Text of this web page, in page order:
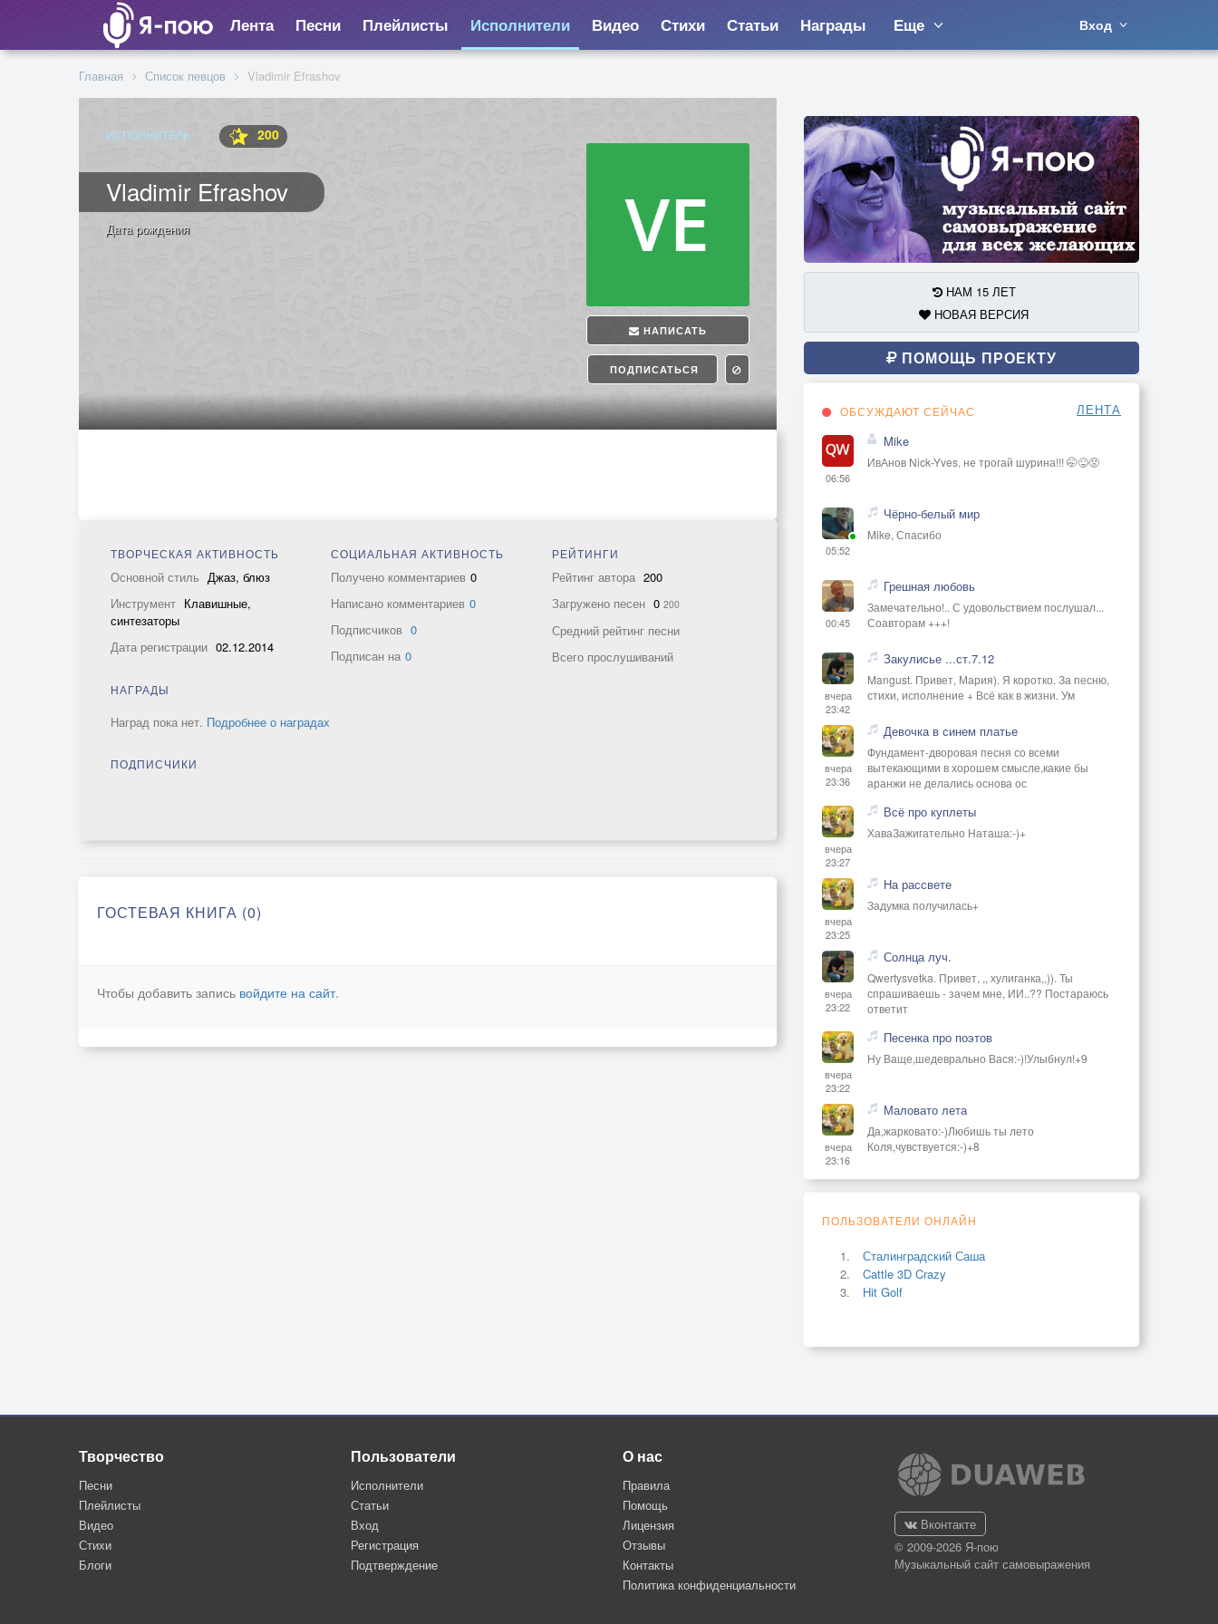
Лента Песни Плейлисты Исполнители Видео Стихи Статьи Награды Еще Вход
Главная Список певцов Vladimir Efrashov
ИСПОЛНИТЕЛЬ 200
Vladimir Efrashov
НАПИСАТЬ
ПОДПИСАТЬСЯ
Дата рождения
ТВОРЧЕСКАЯ АКТИВНОСТЬ
Основной стиль Джаз, блюз
Инструмент Клавишные,
синтезаторы
Дата регистрации 02.12.2014
СОЦИАЛЬНАЯ АКТИВНОСТЬ
Получено комментариев 0
Написано комментариев 0
Подписчиков 0
Подписан на 0
РЕЙТИНГИ
Рейтинг автора 200
Загружено песен 0 200
Средний рейтинг песни
Всего прослушиваний
НАГРАДЫ
Наград пока нет. Подробнее о наградах
ПОДПИСЧИКИ
ГОСТЕВАЯ КНИГА (0)
Чтобы добавить запись войдите на сайт.
НАМ 15 ЛЕТ
НОВАЯ ВЕРСИЯ
ПОМОЩЬ ПРОЕКТУ
ОБСУЖДАЮТ СЕЙЧАС ЛЕНТА
06:56
Mike
ИвАнов Nick-Yves, не трогай шурина!!! 🤭😜😡
05:52
Чёрно-белый мир
Mike, Спасибо
00:45
Грешная любовь
Замечательно!.. С удовольствием послушал...
Соавторам +++!
вчера
23:42
Закулисье ...ст.7.12
Mangust. Привет, Мария). Я коротко. За песню,
стихи, исполнение + Всё как в жизни. Ум
вчера
23:36
Девочка в синем платье
Фундамент-дворовая песня со всеми
вытекающими в хорошем смысле,какие бы
аранжи не делались основа ос
вчера
23:27
Всё про куплеты
ХаваЗажигательно Наташа:-)+
вчера
23:25
На рассвете
Задумка получилась+
вчера
23:22
Солнца луч.
Qwertysvetka. Привет, ,, хулиганка,,)). Ты
спрашиваешь - зачем мне, ИИ..?? Постараюсь
ответит
вчера
23:22
Песенка про поэтов
Ну Ваще,шедеврально Вася:-)!Улыбнул!+9
вчера
23:16
Маловато лета
Да,жарковато:-)Любишь ты лето
Коля,чувствуется:-)+8
ПОЛЬЗОВАТЕЛИ ОНЛАЙН
Сталинградский Саша
Cattle 3D Crazy
Hit Golf
Творчество
Песни
Плейлисты
Видео
Стихи
Блоги
Пользователи
Исполнители
Статьи
Вход
Регистрация
Подтверждение
О нас
Правила
Помощь
Лицензия
Отзывы
Контакты
Политика конфиденциальности
Вконтакте
© 2009-2026 Я-пою
Музыкальный сайт самовыражения